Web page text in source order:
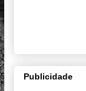
Publicidade